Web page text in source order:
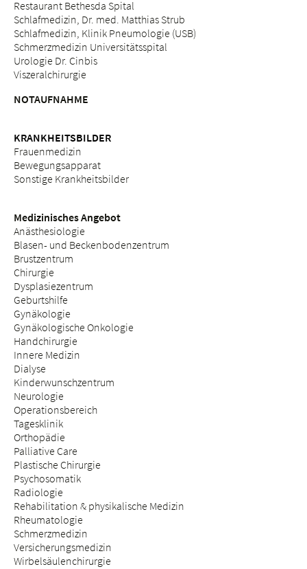
Restaurant Bethesda Spital
Schlafmedizin, Dr. med. Matthias Strub
Schlafmedizin, Klinik Pneumologie (USB)
Schmerzmedizin Universitätsspital
Urologie Dr. Cinbis
Viszeralchirurgie
NOTAUFNAHME
KRANKHEITSBILDER
Frauenmedizin
Bewegungsapparat
Sonstige Krankheitsbilder
Medizinisches Angebot
Anästhesiologie
Blasen- und Beckenbodenzentrum
Brustzentrum
Chirurgie
Dysplasiezentrum
Geburtshilfe
Gynäkologie
Gynäkologische Onkologie
Handchirurgie
Innere Medizin
Dialyse
Kinderwunschzentrum
Neurologie
Operationsbereich
Tagesklinik
Orthopädie
Palliative Care
Plastische Chirurgie
Psychosomatik
Radiologie
Rehabilitation & physikalische Medizin
Rheumatologie
Schmerzmedizin
Versicherungsmedizin
Wirbelsäulenchirurgie